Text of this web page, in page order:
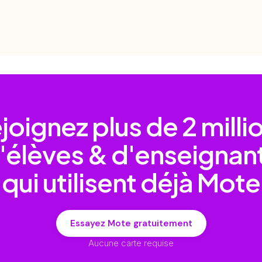
plus de2
&
qui utilisent déjà Mote
Essayez Mote gratuitement
Aucune carte requise